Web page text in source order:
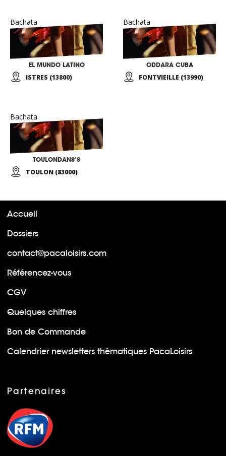
Bachata
EL MUNDO LATINO
ISTRES (13800)
Bachata
ODDARA CUBA
FONTVIEILLE (13990)
Bachata
TOULONDANS’S
TOULON (83000)
Accueil
Dossiers
contact@pacaloisirs.com
Référencez-vous
CGV
Quelques chiffres
Bon de Commande
Calendrier newsletters thèmatiques PacaLoisirs
Partenaires